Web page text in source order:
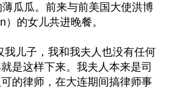
瓜瓜。前来与前美国大使洪博
的女儿共进晚餐。
我儿子，我和我夫人也没有任何
是这样下来。我夫人本来是司
的律师，在大连期间搞律师事